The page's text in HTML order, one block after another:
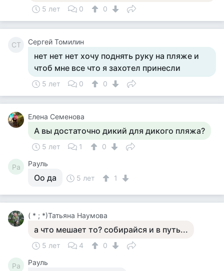
5 лет 0 0
СТ Сергей Томилин
нет нет нет хочу поднять руку на пляже и
чтоб мне все что я захотел принесли
5 лет 0 0
Елена Семенова
А вы достаточно дикий для дикого пляжа?
5 лет 1 0
Ра Рауль
Оо да 5 лет 1
( * ; *)Татьяна Наумова
а что мешает то? собирайся и в путь...
5 лет 4 0
Ра Рауль